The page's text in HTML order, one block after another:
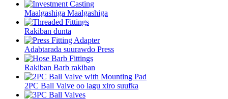
Maalgashiga Maalgashiga
Rakiban dunta
Adabtarada suurawdo Press
Rakiban Barb rakiban
2PC Ball Valve oo lagu xiro suufka